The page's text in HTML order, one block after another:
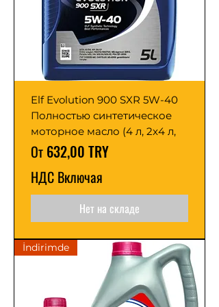
Elf Evolution 900 SXR 5W-40
Полностью синтетическое
моторное масло (4 л, 2x4 л,
От 632,00 TRY
Цена со скидкой
НДС Включая
Нет на складе
İndirimde